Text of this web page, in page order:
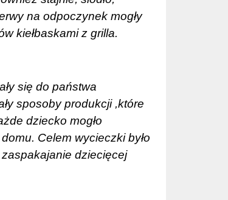
na odpoczynek mogły
kiełbaskami z grilla.
się do państwa
sposoby produkcji ,które
dziecko mogło
Celem wycieczki było
dziecięcej